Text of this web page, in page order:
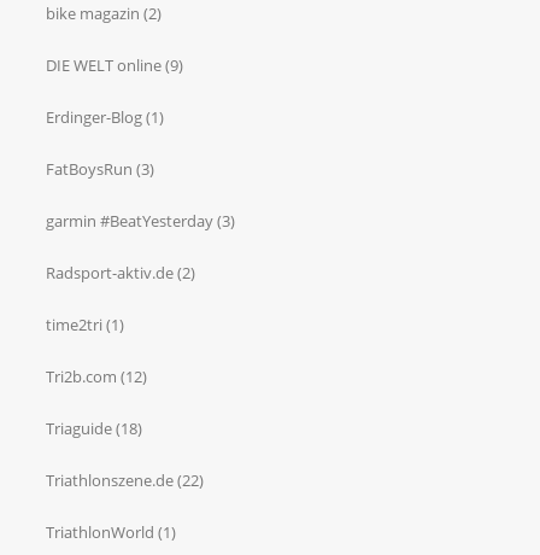
bike magazin (2)
DIE WELT online(9)
Erdinger-Blog(1)
FatBoysRun (3)
garmin #BeatYesterday(3)
Radsport-aktiv.de(2)
time2tri (1)
Tri2b.com (12)
Triaguide(18)
Triathlonszene.de(22)
TriathlonWorld (1)